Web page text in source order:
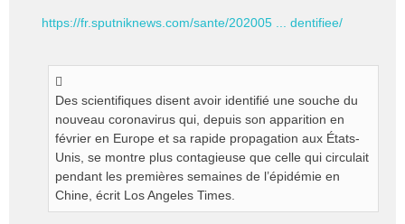
https://fr.sputniknews.com/sante/202005 ... dentifiee/
Des scientifiques disent avoir identifié une souche du
nouveau coronavirus qui, depuis son apparition en
février en Europe et sa rapide propagation aux États-
Unis, se montre plus contagieuse que celle qui circulait
pendant les premières semaines de l’épidémie en
Chine, écrit Los Angeles Times.